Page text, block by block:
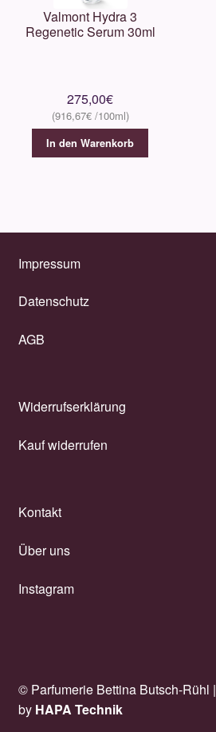
Valmont Hydra 3
Regenetic Serum 30ml
275,00€
916,67€
In den Warenkorb
Impressum
Datenschutz
AGB
Widerrufserklärung
Kauf widerrufen
Kontakt
Über uns
Instagram
© Parfumerie Bettina Butsch-Rühl |
by HAPA Technik